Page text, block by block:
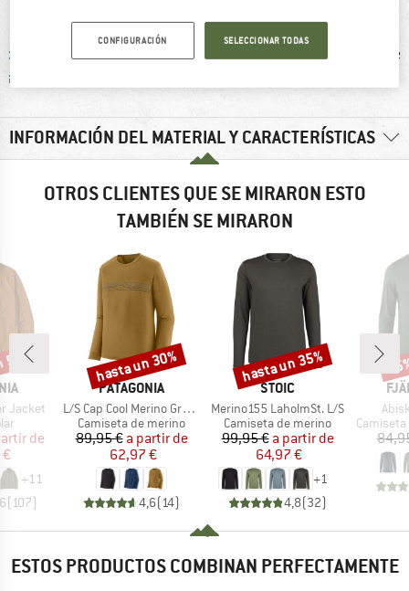
Wool
clientes dicen:
Fibra
INFORMACIÓN DEL MATERIAL Y CARACTERÍSTICAS
OTROS CLIENTES QUE SE MIRARON ESTO
TAMBIÉN SE MIRARON
Jacket
reducido
de
+11
( 107)
MARCA
PATAGONIA
Artículo
L/S Cap Cool Merino Graphic Shirt
Product group
Camiseta de merino
Precio
89,95 € Precio reducido
a partir de
62,97 €
4,6( 14)
Descuento
hasta un 30%
MARCA
STOIC
Artículo
Merino155 LaholmSt. L/S
Product group
Camiseta de merino
Precio
99,95 € Precio reducido
a partir de
64,97 €
+1
4,8(32)
Descuento
hasta un 35%
Product
ESTOS PRODUCTOS COMBINAN PERFECTAMENTE
CONFIGURACIÓN SELECCIONAR TODAS